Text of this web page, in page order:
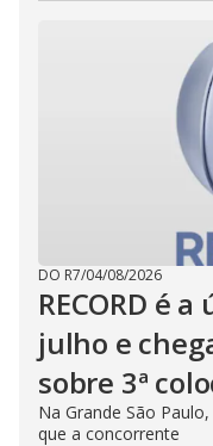
DO R7/04/08/2026
RECORD é
julho e
sobre 3ª
Na Grande São
que a concorrente